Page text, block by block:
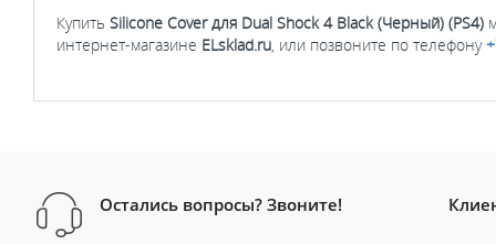
Купить Silicone Cover для Dual Shock 4 Black (Черный) (PS4)
интернет-магазине ELsklad.ru , или позвоните по телефону
Остались вопросы? Звоните!